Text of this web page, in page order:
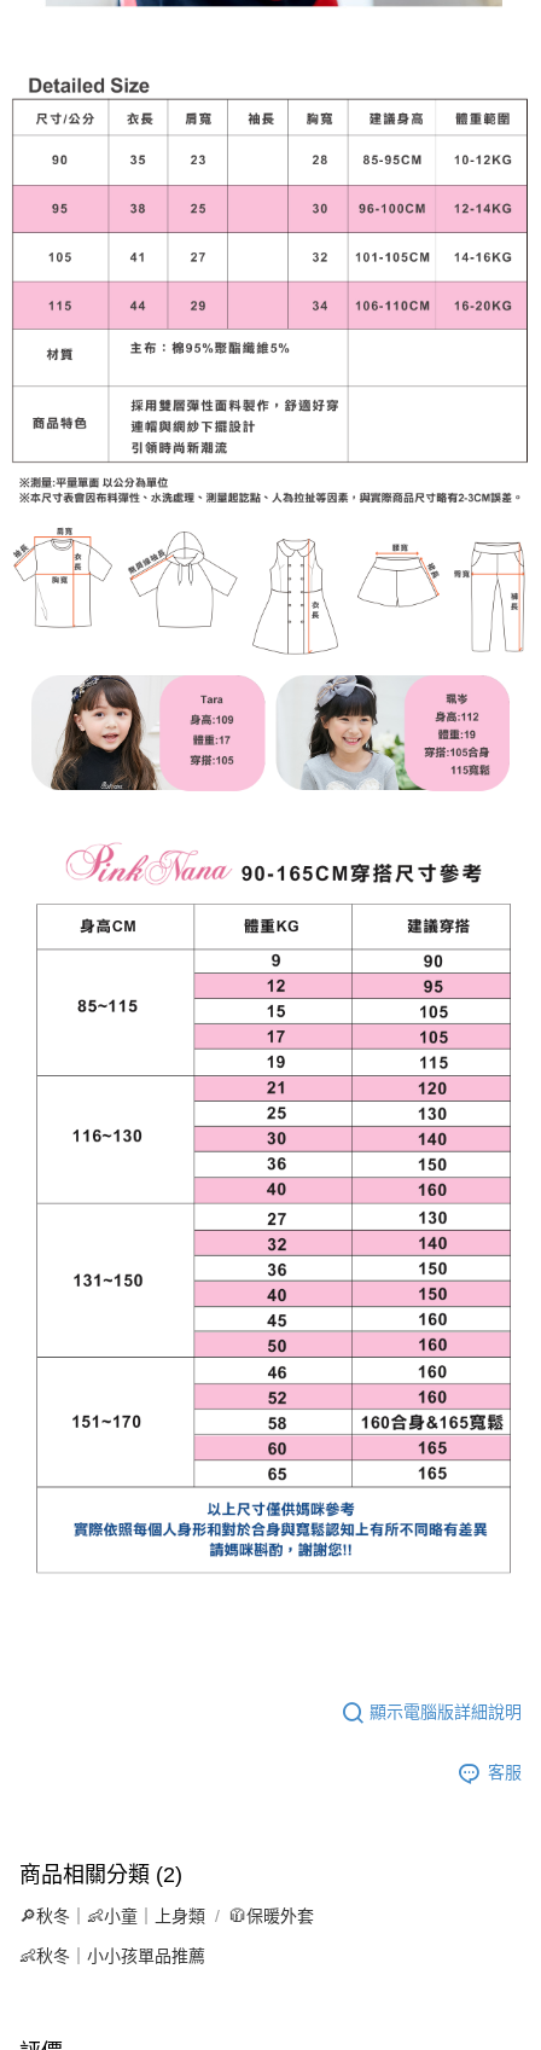
顯示電腦版詳細說明
客服
商品相關分類 (2)
🔎秋冬｜👶小童｜上身類 🧥保暖外套
👶秋冬｜小小孩單品推薦